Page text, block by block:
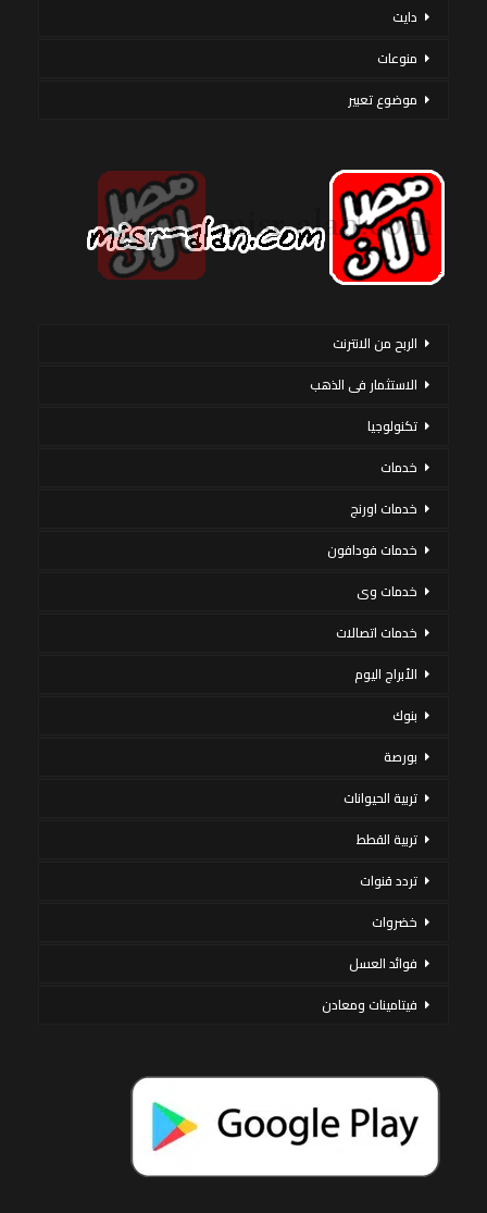
دايت
منوعات
موضوع تعبير
الربح من الانترنت
الاستثمار فى الذهب
تكنولوجيا
خدمات
خدمات اورنج
خدمات فودافون
خدمات وى
خدمات اتصالات
الأبراج اليوم
بنوك
بورصة
تربية الحيوانات
تربية القطط
تردد قنوات
خضروات
فوائد العسل
فيتامينات ومعادن